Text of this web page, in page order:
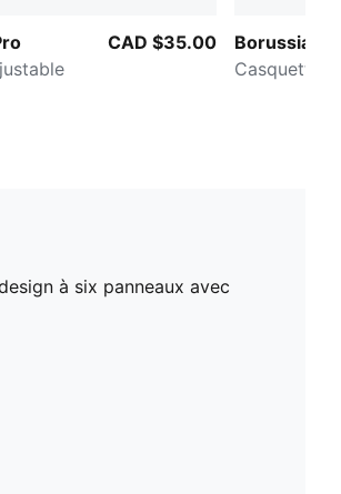
CAD $35.00
Borussia
Casquette
à six panneaux avec